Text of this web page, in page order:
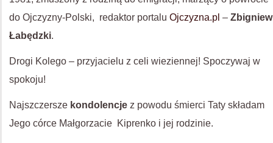
do Ojczyzny-Polski, redaktor portalu Ojczyzna.pl – Zbigniew
Łabędzki.
Drogi Kolego – przyjacielu z celi wieziennej! Spoczywaj w
spokoju!
Najszczersze kondolencje z powodu śmierci Taty składam
Jego córce Małgorzacie Kiprenko i jej rodzinie.